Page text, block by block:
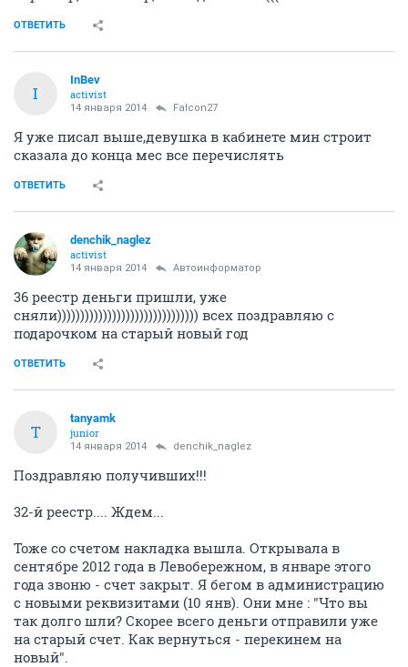
ОТВЕТИТЬ
I
InBev
activist
14 января 2014 Falcon27
Я уже писал выше,девушка в кабинете мин строит
сказала до конца мес все перечислять
ОТВЕТИТЬ
denchik_naglez
activist
14 января 2014 Автоинформатор
36 реестр деньги пришли, уже
сняли))))))))))))))))))))))))))))))) всех поздравляю с
подарочком на старый новый год
ОТВЕТИТЬ
T
tanyamk
junior
14 января 2014 denchik_naglez
Поздравляю получивших!!!
32-й реестр.... Ждем...
Тоже со счетом накладка вышла. Открывала в
сентябре 2012 года в Левобережном, в январе этого
года звоню - счет закрыт. Я бегом в администрацию
с новыми реквизитами (10 янв). Они мне : "Что вы
так долго шли? Скорее всего деньги отправили уже
на старый счет. Как вернуться - перекинем на
новый".